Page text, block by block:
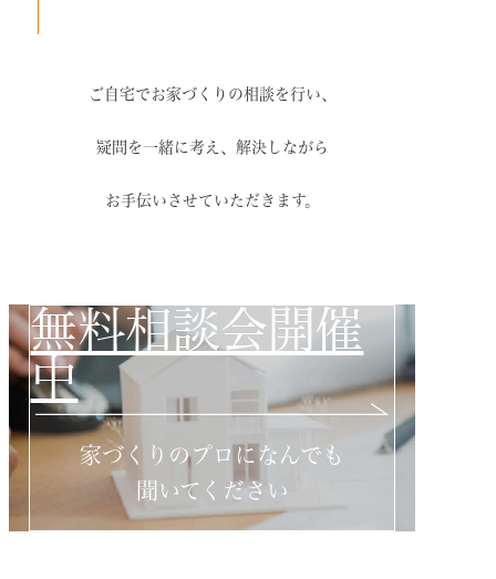
ご自宅でお家づくりの相談を行い、
疑問を一緒に考え、解決しながら
お手伝いさせていただきます。
無料相談会開催
中
家づくりのプロになんでも
聞いてください